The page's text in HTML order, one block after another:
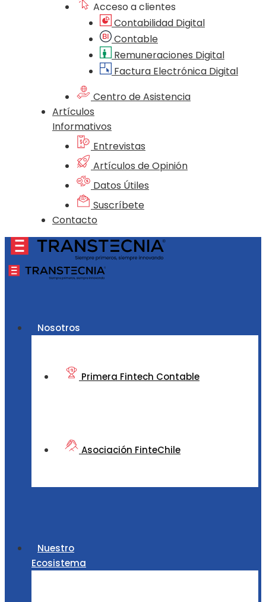
Acceso a clientes
Contabilidad Digital
Contable
Remuneraciones Digital
Factura Electrónica Digital
Centro de Asistencia
Artículos
Informativos
Entrevistas
Artículos de Opinión
Datos Útiles
Suscríbete
Contacto
Nosotros
Primera Fintech Contable
Asociación FinteChile
Nuestro
Ecosistema